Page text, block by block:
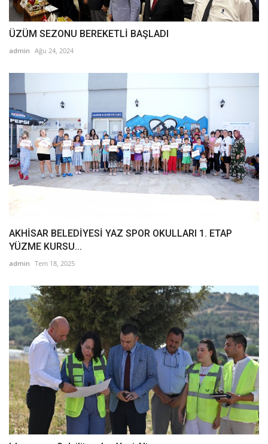
ÜZÜM SEZONU BEREKETLİ BAŞLADI
admin Ağu 24, 2024
AKHİSAR BELEDİYESİ YAZ SPOR OKULLARI 1. ETAP
YÜZME KURSU...
admin Tem 18, 2025